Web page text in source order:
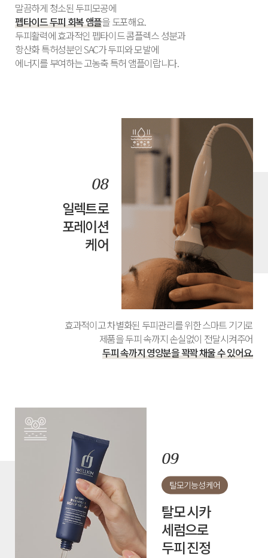
말끔하게 청소된 두피모공에
펩타이드 두피 회복 앰플을 도포해요.
두피활력에 효과적인 펩타이드 콤플렉스 성분과
항산화 특허성분인 SAC가 두피와 모발에
에너지를 부여하는 고농축 특허 앰플이랍니다.
일렉트로
포레이션
케어
효과적이고 차별화된 두피관리를 위한 스마트 기기로
제품을 두피 속까지 손실없이 전달시켜주어
두피 속까지 영양분을 꽉꽉 채울 수 있어요.
탈모기능성 케어
탈모 시카
세럼으로
두피 진정